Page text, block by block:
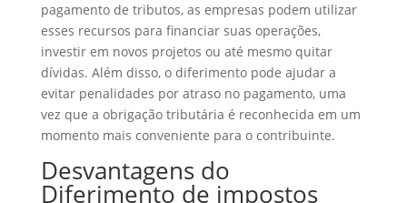
pagamento de tributos, as empresas podem utilizar
esses recursos para financiar suas operações,
investir em novos projetos ou até mesmo quitar
dívidas. Além disso, o diferimento pode ajudar a
evitar penalidades por atraso no pagamento, uma
vez que a obrigação tributária é reconhecida em um
momento mais conveniente para o contribuinte.
Desvantagens do
Diferimento de impostos